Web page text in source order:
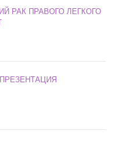
РАК ПРАВОГО ЛЕГКОГО